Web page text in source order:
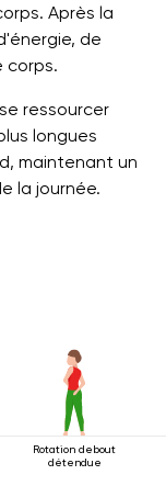
Après la
de
corps.
ressourcer
longues
maintenant un
la journée.
Rotation debout
détendue